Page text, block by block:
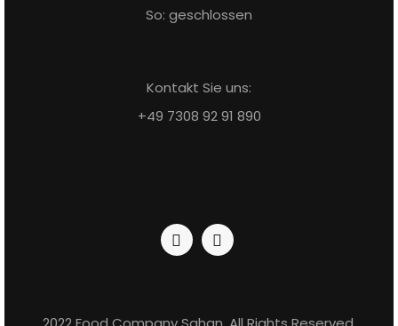
So: geschlossen
Kontakt Sie uns:
+49 7308 92 91 890